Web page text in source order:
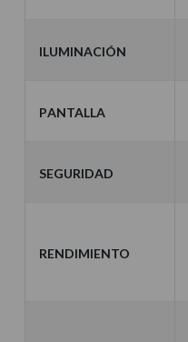
Iluminación
Pantalla
Seguridad
Rendimiento